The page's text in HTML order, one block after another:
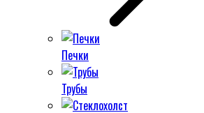
Печки
Трубы